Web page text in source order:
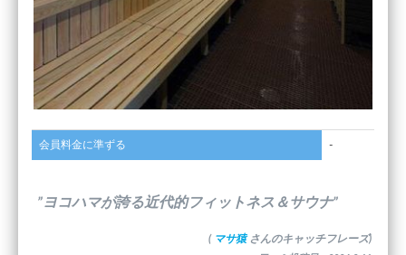
会員料金に準ずる -
”ヨコハマが誇る近代的フィットネス＆サウナ”
( マサ猿 さんのキャッチフレーズ)